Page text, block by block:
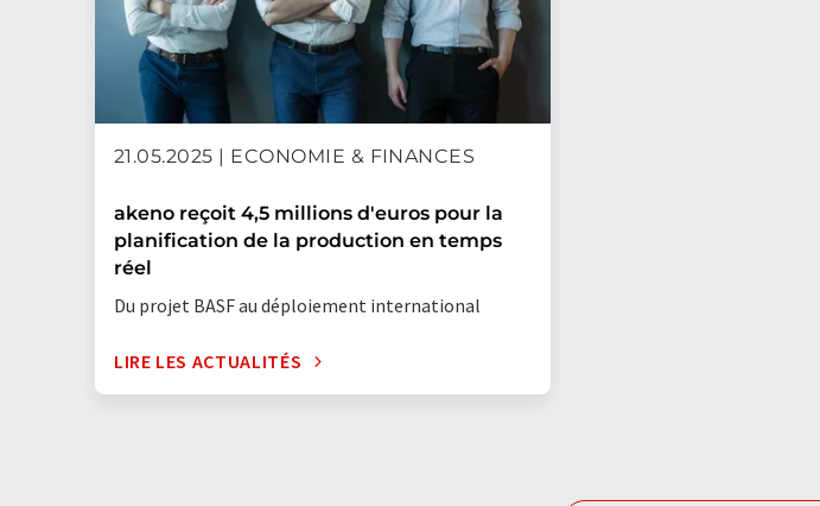
21.05.2025 | ECONOMIE & FINANCES
akeno reçoit 4,5 millions d'euros pour la
planification de la production en temps
réel
Du projet BASF au déploiement international
LIRE LES ACTUALITÉS